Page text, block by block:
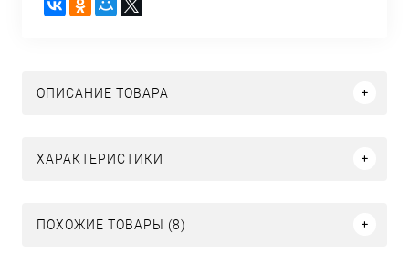
ОПИСАНИЕ ТОВАРА
ХАРАКТЕРИСТИКИ
ПОХОЖИЕ ТОВАРЫ (8)